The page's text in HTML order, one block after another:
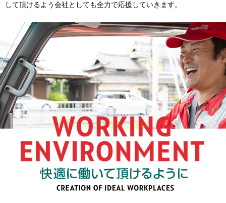
して頂けるよう会社としても全力で応援していきます。